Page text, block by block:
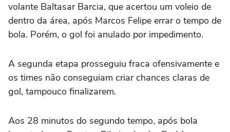
volante Baltasar Barcia, que acertou um voleio de
dentro da área, após Marcos Felipe errar o tempo de
bola. Porém, o gol foi anulado por impedimento.
A segunda etapa prosseguiu fraca ofensivamente e
os times não conseguiam criar chances claras de
gol, tampouco finalizarem.
Aos 28 minutos do segundo tempo, após bola